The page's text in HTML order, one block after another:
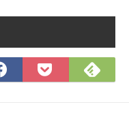
Facebook
で
Pocket
に
で